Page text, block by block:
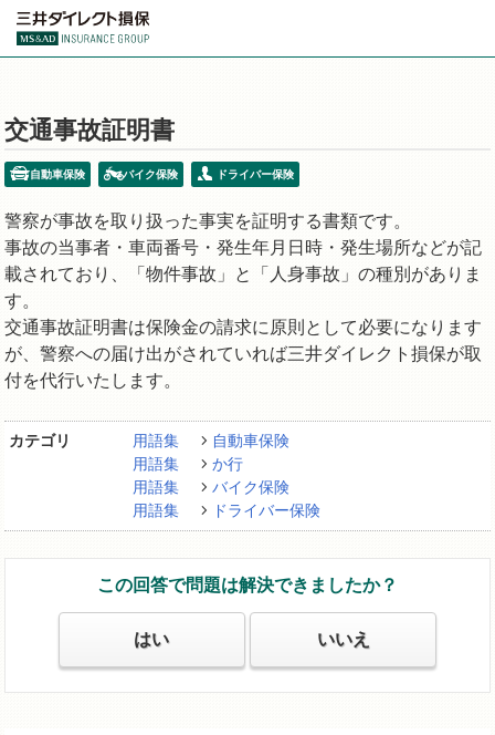
交通事故証明書
自動車保険 バイク保険 ドライバー保険
警察が事故を取り扱った事実を証明する書類です。
事故の当事者・車両番号・発生年月日時・発生場所などが記
載されており、「物件事故」と「人身事故」の種別がありま
す。
交通事故証明書は保険金の請求に原則として必要になります
が、警察への届け出がされていれば三井ダイレクト損保が取
付を代行いたします。
カテゴリ 用語集
自動車保険
用語集
か行
用語集
バイク保険
用語集
ドライバー保険
この回答で問題は解決できましたか？
はい いいえ